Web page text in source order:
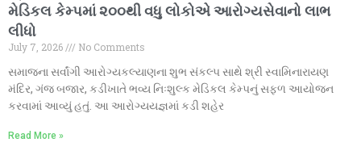
મેડિકલ કેમ્પમાં ૨૦૦થી વધુ લોકોએ આરોગ્યસેવાનો લાભ
લીધો
July 7, 2026
No Comments
સમાજના સર્વાંગી આરોગ્યકલ્યાણના શુભ સંકલ્પ સાથે શ્રી સ્વામિનારાયણ
મંદિર, ગંજ બજાર, કડીખાતે ભવ્ય નિઃશુલ્ક મેડિકલ કેમ્પનું સફળ આયોજન
કરવામાં આવ્યું હતું. આ આરોગ્યયજ્ઞમાં કડી શહેર
Read More »